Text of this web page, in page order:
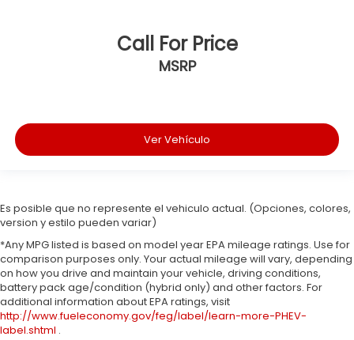
Call For Price
MSRP
Ver Vehículo
Es posible que no represente el vehiculo actual. (Opciones, colores,
version y estilo pueden variar)
*Any MPG listed is based on model year EPA mileage ratings. Use for
comparison purposes only. Your actual mileage will vary, depending
on how you drive and maintain your vehicle, driving conditions,
battery pack age/condition (hybrid only) and other factors. For
additional information about EPA ratings, visit
http://www.fueleconomy.gov/feg/label/learn-more-PHEV-
label.shtml .